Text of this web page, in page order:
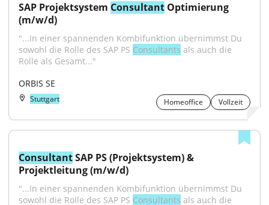
SAP Projektsystem Consultant Optimierung
(m/w/d)
"...In einer spannenden Kombifunktion übernimmst Du
sowohl die Rolle des SAP PS Consultants als auch die
Rolle als Gesamt..."
ORBIS SE
Stuttgart Homeoffice Vollzeit
Consultant SAP PS (Projektsystem) &
Projektleitung (m/w/d)
"...In einer spannenden Kombifunktion übernimmst Du
sowohl die Rolle des SAP PS Consultants als auch die